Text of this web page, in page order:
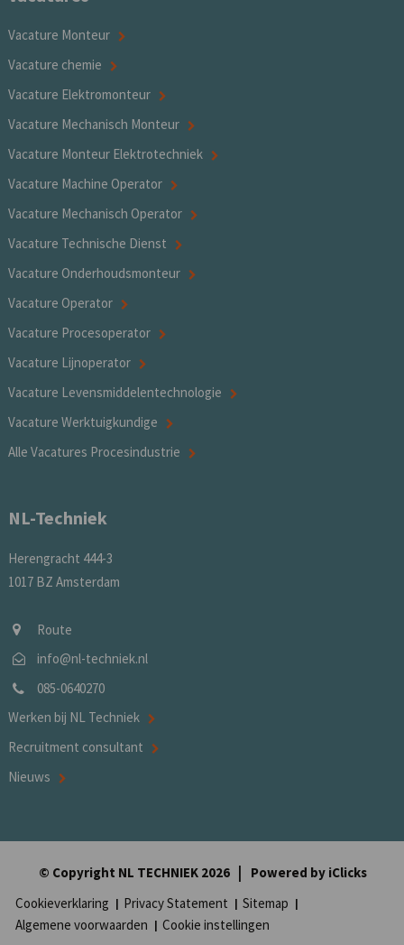
Vacature Monteur
Vacature chemie
Vacature Elektromonteur
Vacature Mechanisch Monteur
Vacature Monteur Elektrotechniek
Vacature Machine Operator
Vacature Mechanisch Operator
Vacature Technische Dienst
Vacature Onderhoudsmonteur
Vacature Operator
Vacature Procesoperator
Vacature Lijnoperator
Vacature Levensmiddelentechnologie
Vacature Werktuigkundige
Alle Vacatures Procesindustrie
NL-Techniek
Herengracht 444-3
1017 BZ Amsterdam
Route
info@nl-techniek.nl
085-0640270
Werken bij NL Techniek
Recruitment consultant
Nieuws
© Copyright NL TECHNIEK 2026 Powered by iClicks
Cookieverklaring
Privacy Statement
Sitemap
Algemene voorwaarden
Cookie instellingen